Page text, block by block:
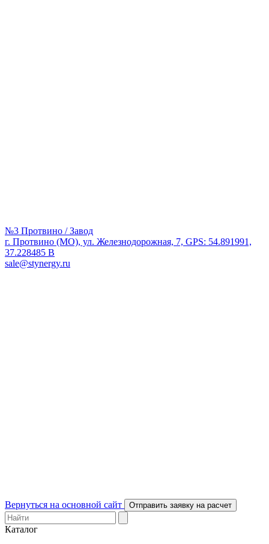
№3 Протвино / Завод
г. Протвино (МО), ул. Железнодорожная, 7, GPS: 54.891991,
37.228485 В
sale@stynergy.ru
Вернуться на основной сайт Отправить заявку на расчет
Каталог